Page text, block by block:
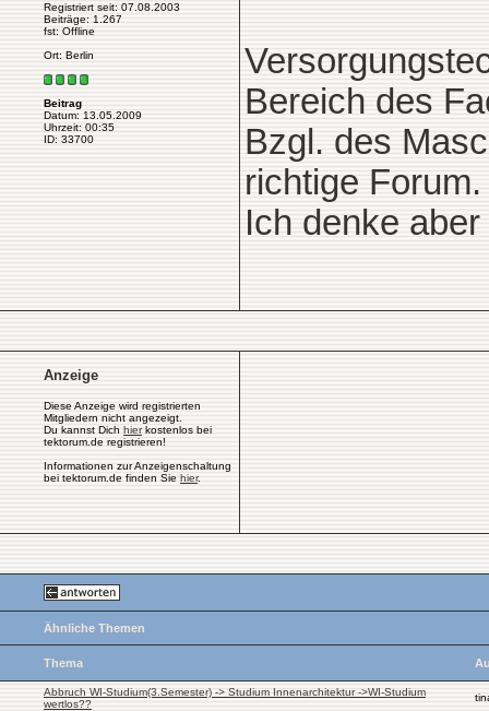
Registriert seit: 07.08.2003
Beiträge: 1.267
fst: Offline
Ort: Berlin
Beitrag
Datum: 13.05.2009
Uhrzeit: 00:35
ID: 33700
Bereich des
Bzgl. des
richtige Forum.
Ich denke
Anzeige
Diese Anzeige wird registrierten
Mitgliedern nicht angezeigt.
Du kannst Dich hierkostenlos bei
tektorum.de registrieren!
Informationen zur Anzeigenschaltung
bei tektorum.de finden Sie hier.
Ähnliche Themen
Thema
Abbruch WI-Studium(3.Semester) -> Studium Innenarchitektur ->WI-Studium
wertlos??